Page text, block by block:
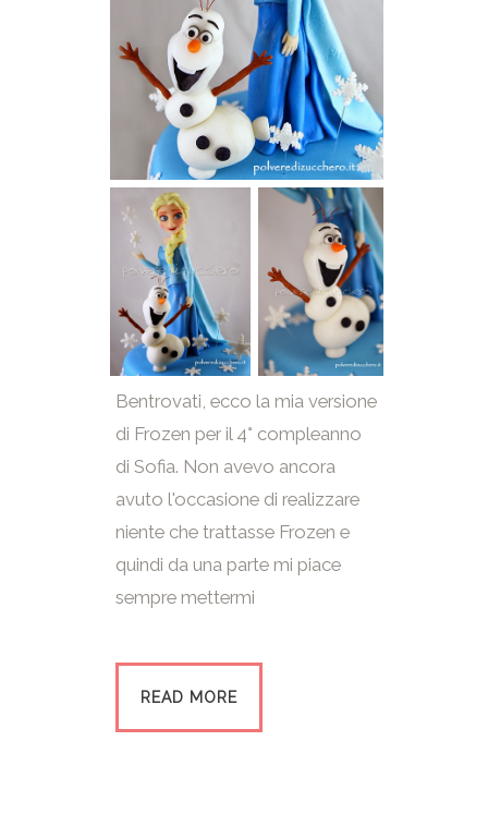
Bentrovati, ecco la mia versione
di Frozen per il 4° compleanno
di Sofia. Non avevo ancora
avuto l'occasione di realizzare
niente che trattasse Frozen e
quindi da una parte mi piace
sempre mettermi
READ MORE